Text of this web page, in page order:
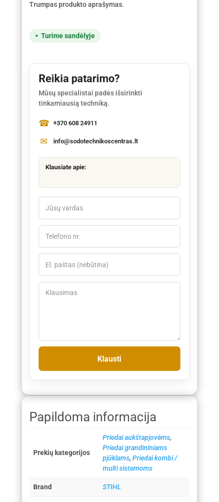
Trumpas produkto aprašymas.
Turime sandėlyje
Reikia patarimo?
Mūsų specialistai padės išsirinkti
tinkamiausią techniką.
+370 608 24911
info@sodotechnikoscentras.lt
Klausiate apie:
Papildoma informacija
Prekių kategorijos
Priedai aukštapjovėms,
Priedai grandininiams
pjūklams, Priedai kombi /
multi sistemoms
Brand STIHL